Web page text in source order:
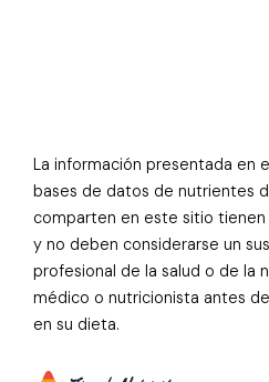
La información presentada en
bases de datos de nutrientes
comparten en este sitio
y no deben considerarse un
profesional de la salud o de la
médico o nutricionista antes
en su dieta.